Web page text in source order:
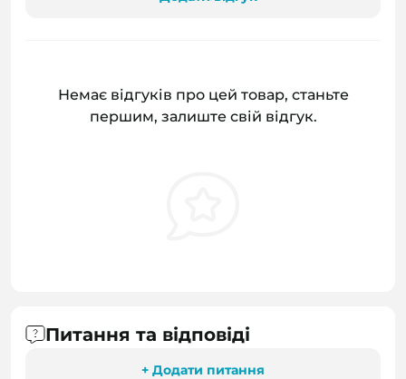
Немає відгуків про цей товар, станьте
першим, залиште свій відгук.
Питання та відповіді
+ Додати питання